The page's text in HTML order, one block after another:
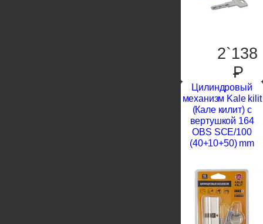
2`138
P
Цилиндровый
механизм Kale kilit
(Кале килит) с
вертушкой 164
OBS SCE/100
(40+10+50) mm